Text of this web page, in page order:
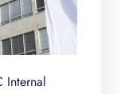
Internal